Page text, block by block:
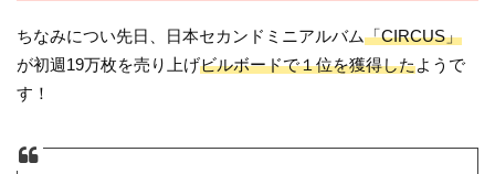
ちなみについ先日、日本セカンドミニアルバム「CIRCUS」
が初週19万枚を売り上げビルボードで１位を獲得したようで
す！